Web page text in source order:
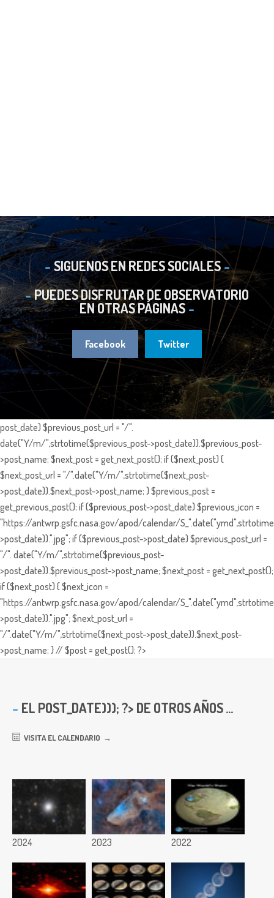
SIGUENOS EN REDES SOCIALES
PUEDES DISFRUTAR DE OBSERVATORIO
EN OTRAS PÁGINAS
Facebook Twitter
post_date) $previous_post_url = "/".
date("Y/m/",strtotime($previous_post->post_date)).$previous_post-
>post_name; $next_post = get_next_post(); if ($next_post) {
$next_post_url = "/".date("Y/m/",strtotime($next_post-
>post_date)).$next_post->post_name; } $previous_post =
get_previous_post(); if ($previous_post->post_date) $previous_icon =
"https://antwrp.gsfc.nasa.gov/apod/calendar/
>post_date)).".jpg"; if ($previous_post->post_date) $previous_post_url =
"/". date("Y/m/",strtotime($previous_post-
>post_date)).$previous_post->post_name; $next_post = get_next_post();
if ($next_post) { $next_icon =
"https://antwrp.gsfc.nasa.gov/apod/calendar/
>post_date)).".jpg"; $next_post_url =
"/".date("Y/m/",strtotime($next_post->post_date)).$next_post-
>post_name; } // $post = get_post(); ?>
EL POST_DATE))); ?> DE OTROS AÑOS ...
VISITA EL CALENDARIO
2024 2023 2022